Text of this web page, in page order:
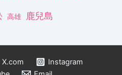
高雄 鹿兒島
X.com
Instagram